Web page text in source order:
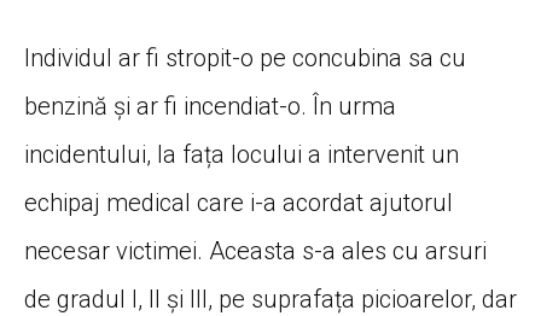
Individul ar fi stropit-o pe concubina sa cu
benzină și ar fi incendiat-o. În urma
incidentului, la fața locului a intervenit un
echipaj medical care i-a acordat ajutorul
necesar victimei. Aceasta s-a ales cu arsuri
de gradul I, II și III, pe suprafața picioarelor, dar